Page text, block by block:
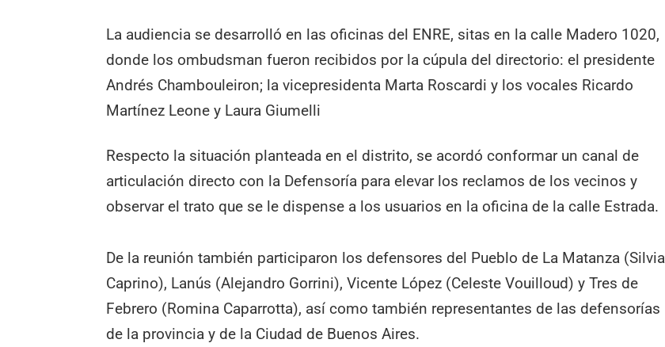
La audiencia se desarrolló en las oficinas del ENRE, sitas en la calle Madero 1020,
donde los ombudsman fueron recibidos por la cúpula del directorio: el presidente
Andrés Chambouleiron; la vicepresidenta Marta Roscardi y los vocales Ricardo
Martínez Leone y Laura Giumelli
Respecto la situación planteada en el distrito, se acordó conformar un canal de
articulación directo con la Defensoría para elevar los reclamos de los vecinos y
observar el trato que se le dispense a los usuarios en la oficina de la calle Estrada.
De la reunión también participaron los defensores del Pueblo de La Matanza (Silvia
Caprino), Lanús (Alejandro Gorrini), Vicente López (Celeste Vouilloud) y Tres de
Febrero (Romina Caparrotta), así como también representantes de las defensorías
de la provincia y de la Ciudad de Buenos Aires.